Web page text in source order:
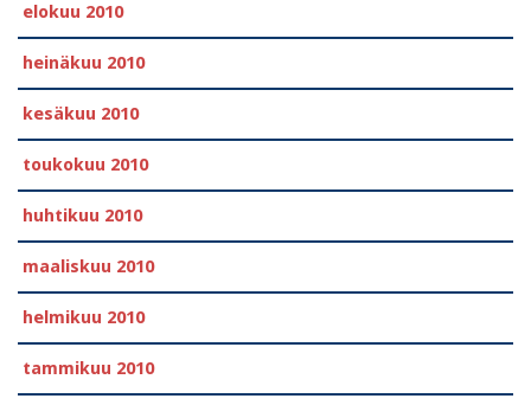
elokuu 2010
heinäkuu 2010
kesäkuu 2010
toukokuu 2010
huhtikuu 2010
maaliskuu 2010
helmikuu 2010
tammikuu 2010